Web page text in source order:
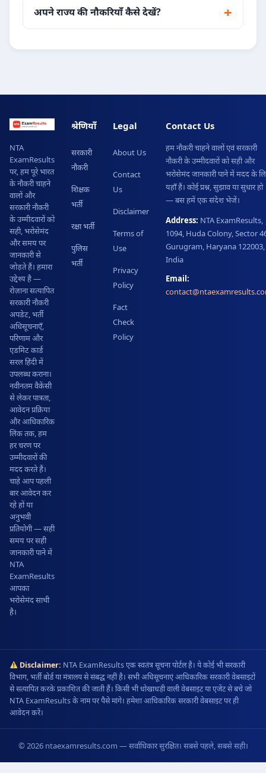
अपने राज्य की नौकरियाँ कैसे देखें?
NTA
ExamResults
पर, हम पूरे भारत
के नौकरी चाहने
वालों और
सरकारी नौकरी
के उम्मीदवारों को
सही, भरोसेमंद
और समय पर
जानकारी से
जोड़ते हैं। हमारा
उद्देश्य है —
रोज़ाना सत्यापित
सरकारी नौकरी
अपडेट, भर्ती
अधिसूचनाएँ,
परिणाम और
एडमिट कार्ड
सरल हिंदी में
उपलब्ध कराना।
नवीनतम वैकेंसी
से लेकर पात्रता,
आवेदन प्रक्रिया
और आधिकारिक
लिंक तक, हम
हर चरण पर
उम्मीदवारों की
मदद करते हैं।
चाहे आप पहली
बार आवेदन कर
रहे हों या
अनुभवी
प्रतियोगी — सही
समय पर सही
जानकारी पाने में
NTA
ExamResults
आपका
भरोसेमंद साथी
है।
श्रेणियाँ
सरकारी
नौकरी
शिक्षक
भर्ती
रक्षा भर्ती
पुलिस
भर्ती
Legal
About Us
Contact
Us
Disclaimer
Terms of
Use
Privacy
Policy
Fact
Check
Policy
Contact Us
हम नौकरी चाहने वालों एवं सरकारी
नौकरी के उम्मीदवारों को सही और
भरोसेमंद जानकारी पाने में मदद के
यहाँ हैं। कोई प्रश्न, सुझाव या सुधार हो
— बस हमें एक संदेश भेजें।
Address: NTA ExamResults,
1094, Huda Colony, Sector
Gurugram, Haryana 122003,
India
Email:
Disclaimer: NTA ExamResults एक स्वतंत्र सूचना पोर्टल है। ये कोई भी सरकारी
विभाग, भर्ती बोर्ड या मंत्रालय से संबद्ध नहीं है। सभी अधिसूचनाएं आधिकारिक सरकारी वेबसाइटों
से सत्यापित करके प्रकाशित की जाती हैं। किसी भी धोखाधड़ी वाली वेबसाइट या एजेंट से बचे जो
NTA ExamResults के नाम पर पैसे मांगे। हमेशा आधिकारिक सरकारी वेबसाइट पर ही
आवेदन करें।
© 2026 ntaexamresults.com — सर्वाधिकार सुरक्षित। सबसे पहले, सबसे सही।